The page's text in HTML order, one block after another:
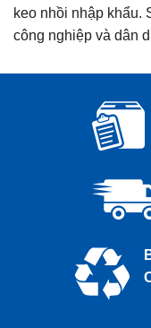
keo nhồi nhập khẩu.
công nghiệp và dân